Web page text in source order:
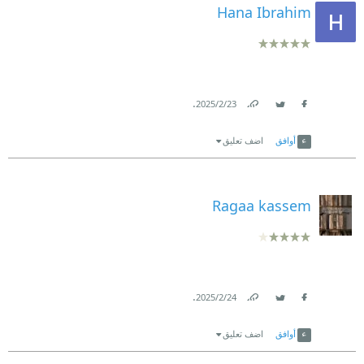
Hana Ibrahim
23‏/2‏/2025
.
أوافق اضف تعليق
Ragaa kassem
24‏/2‏/2025
.
أوافق اضف تعليق